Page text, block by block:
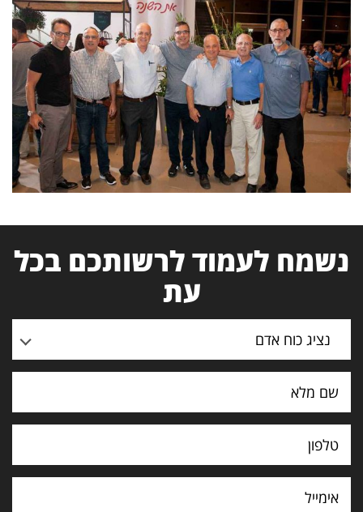
נשמח לעמוד לרשותכם בכל
עת
נציג כוח אדם